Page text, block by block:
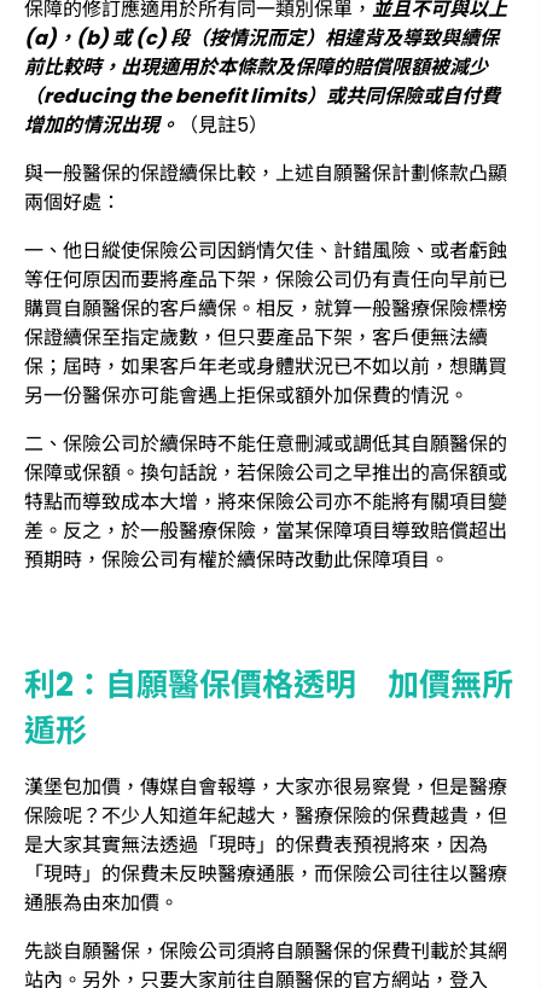
保障的修訂應適用於所有同一類別保單， 並且不可與以上
(a)，(b) 或 (c) 段（按情況而定）相違背及導致與續保
前比較時，出現適用於本條款及保障的賠償限額被減少
（reducing the benefit limits）或共同保險或自付費
增加的情況出現。
（見註5）
與一般醫保的保證續保比較，上述自願醫保計劃條款凸顯
兩個好處：
一、他日縱使保險公司因銷情欠佳、計錯風險、或者虧蝕
等任何原因而要將產品下架，保險公司仍有責任向早前已
購買自願醫保的客戶續保。相反，就算一般醫療保險標榜
保證續保至指定歲數，但只要產品下架，客戶便無法續
保；屆時，如果客戶年老或身體狀況已不如以前，想購買
另一份醫保亦可能會遇上拒保或額外加保費的情況。
二、保險公司於續保時不能任意刪減或調低其自願醫保的
保障或保額。換句話說，若保險公司之早推出的高保額或
特點而導致成本大增，將來保險公司亦不能將有關項目變
差。反之，於一般醫療保險，當某保障項目導致賠償超出
預期時，保險公司有權於續保時改動此保障項目。
利2：自願醫保價格透明 加價無所
遁形
漢堡包加價，傳媒自會報導，大家亦很易察覺，但是醫療
保險呢？不少人知道年紀越大，醫療保險的保費越貴，但
是大家其實無法透過「現時」的保費表預視將來，因為
「現時」的保費未反映醫療通脹，而保險公司往往以醫療
通脹為由來加價。
先談自願醫保，保險公司須將自願醫保的保費刊載於其網
站內。另外，只要大家前往自願醫保的官方網站，登入